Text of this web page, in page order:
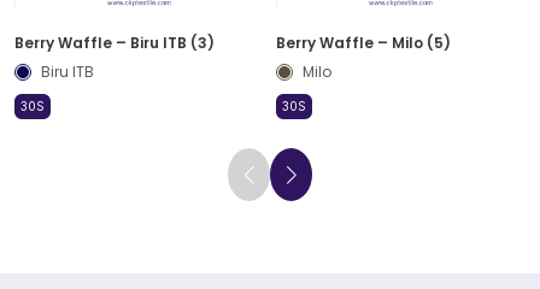
Berry Waffle – Biru ITB (3)
Biru ITB
30S
Berry Waffle – Milo (5)
Milo
30S